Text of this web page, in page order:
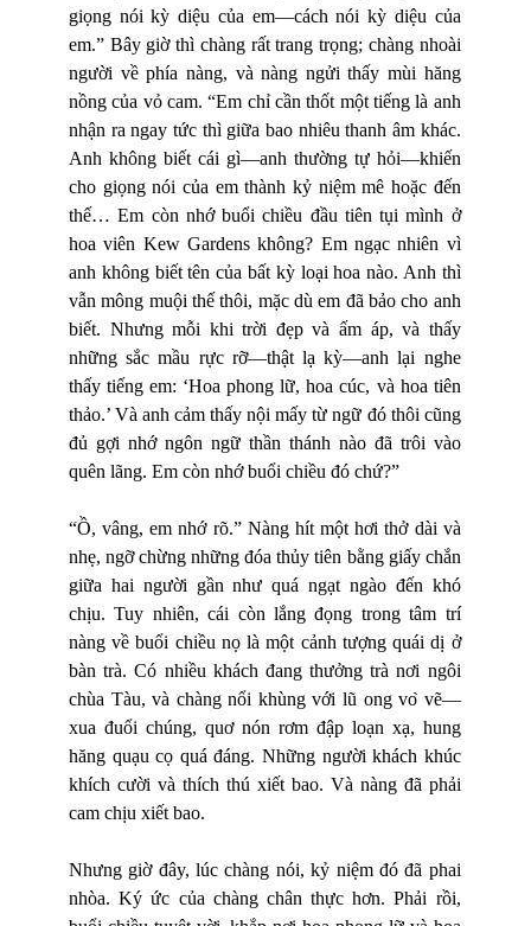
giọng nói kỳ diệu của em—cách nói kỳ diệu của
em.” Bây giờ thì chàng rất trang trọng; chàng nhoài
người về phía nàng, và nàng ngửi thấy mùi hăng
nồng của vỏ cam. “Em chỉ cần thốt một tiếng là anh
nhận ra ngay tức thì giữa bao nhiêu thanh âm khác.
Anh không biết cái gì—anh thường tự hỏi—khiến
cho giọng nói của em thành kỷ niệm mê hoặc đến
thế… Em còn nhớ buổi chiều đầu tiên tụi mình ở
hoa viên Kew Gardens không? Em ngạc nhiên vì
anh không biết tên của bất kỳ loại hoa nào. Anh thì
vẫn mông muội thế thôi, mặc dù em đã bảo cho anh
biết. Nhưng mỗi khi trời đẹp và ấm áp, và thấy
những sắc mầu rực rỡ—thật lạ kỳ—anh lại nghe
thấy tiếng em: ‘Hoa phong lữ, hoa cúc, và hoa tiên
thảo.’ Và anh cảm thấy nội mấy từ ngữ đó thôi cũng
đủ gợi nhớ ngôn ngữ thần thánh nào đã trôi vào
quên lãng. Em còn nhớ buổi chiều đó chứ?”
“Ồ, vâng, em nhớ rõ.” Nàng hít một hơi thở dài và
nhẹ, ngỡ chừng những đóa thủy tiên bằng giấy chắn
giữa hai người gần như quá ngạt ngào đến khó
chịu. Tuy nhiên, cái còn lắng đọng trong tâm trí
nàng về buổi chiều nọ là một cảnh tượng quái dị ở
bàn trà. Có nhiều khách đang thưởng trà nơi ngôi
chùa Tàu, và chàng nổi khùng với lũ ong vo vẽ—
xua đuổi chúng, quơ nón rơm đập loạn xạ, hung
hăng quạu cọ quá đáng. Những người khách khúc
khích cười và thích thú xiết bao. Và nàng đã phải
cam chịu xiết bao.
Nhưng giờ đây, lúc chàng nói, kỷ niệm đó đã phai
nhòa. Ký ức của chàng chân thực hơn. Phải rồi,